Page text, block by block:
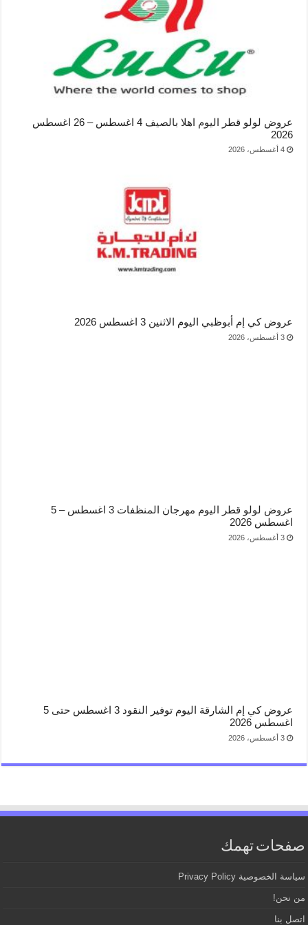
عروض لولو قطر اليوم اهلا بالصيف 4 اغسطس – 26 اغسطس
2026
4 أغسطس، 2026
عروض كي إم أبوظبي اليوم الاثنين 3 اغسطس 2026
3 أغسطس، 2026
عروض لولو قطر اليوم مهرجان المنظفات 3 اغسطس – 5
اغسطس 2026
3 أغسطس، 2026
عروض كي إم الشارقة اليوم توفير النقود 3 اغسطس حتى 5
اغسطس 2026
3 أغسطس، 2026
صفحات تهمك
سياسة الخصوصية Privacy Policy
من نحن!
اتصل بنا